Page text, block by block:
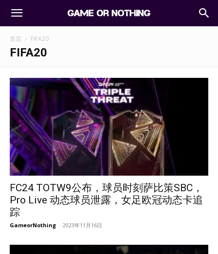
首页 FIFA20
FIFA20
FC24 TOTW9公布，球员时刻萨比策SBC，
Pro Live 动态球员泄露，女足欧冠动态卡追
踪
GameorNothing - 2023年11月16日